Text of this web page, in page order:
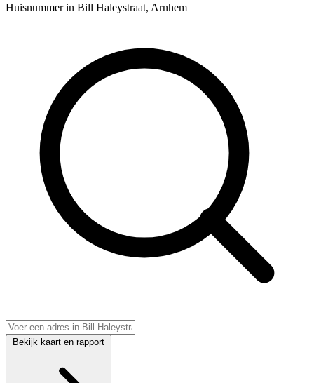
Huisnummer in Bill Haleystraat, Arnhem
Bekijk kaart en rapport